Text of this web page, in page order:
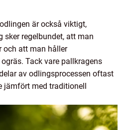
är också viktigt,
sker regelbundet, att man
och att man håller
Tack vare pallkragens
av odlingsprocessen oftast
jämfört med traditionell